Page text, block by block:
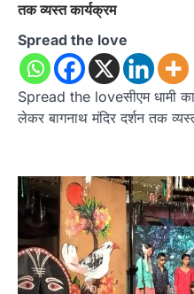
तक व्यस्त कार्यक्रम
Spread the love
Spread the loveसीएम धामी का
लेकर बागनाथ मंदिर दर्शन तक